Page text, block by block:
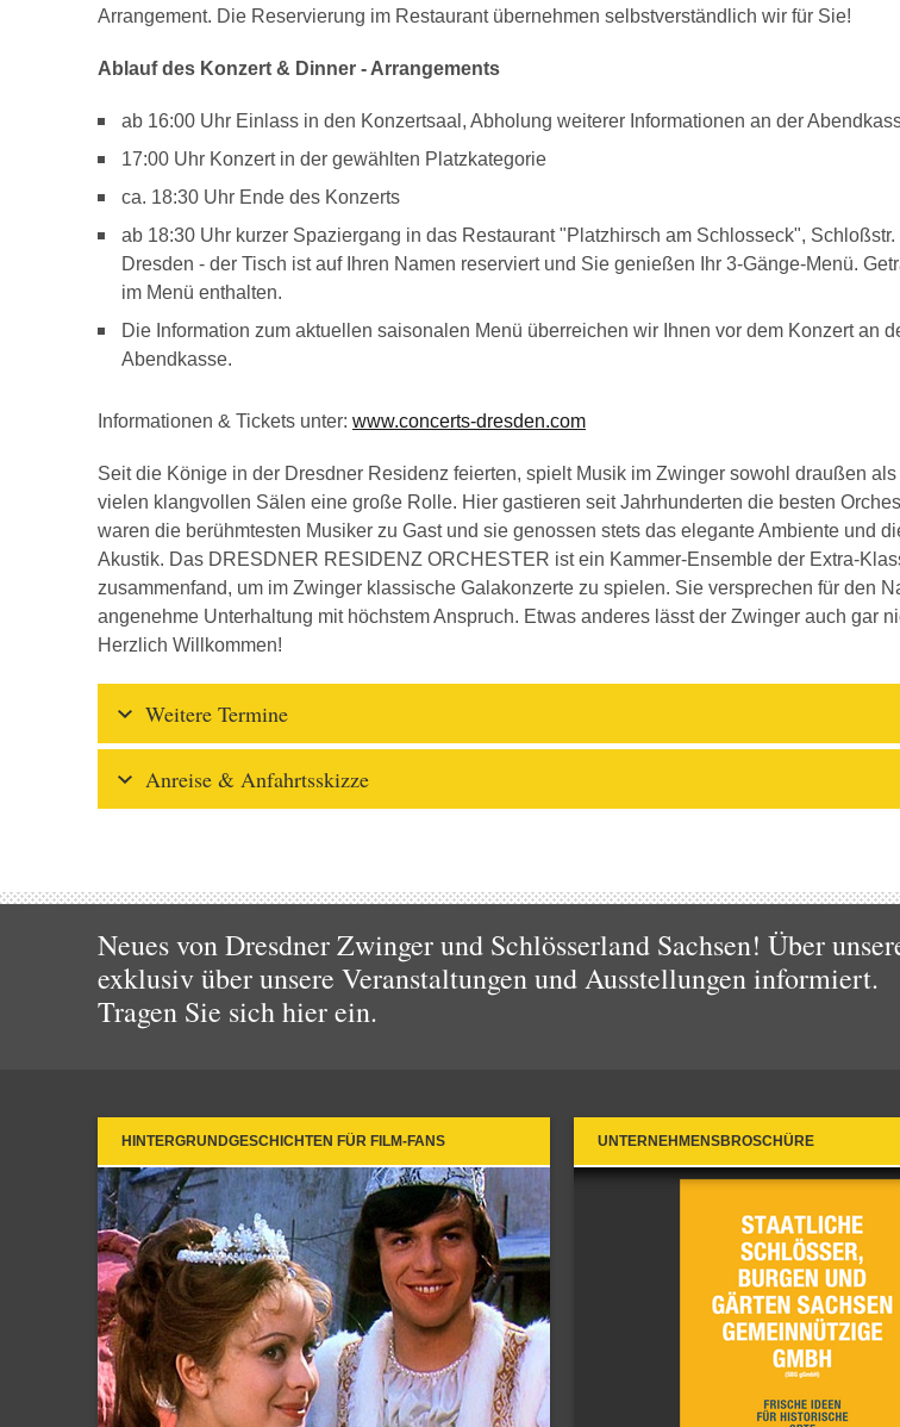
Arrangement. Die Reservierung im Restaurant übernehmen selbstverständlich wir für Sie!
Ablauf des Konzert & Dinner - Arrangements
ab 16:00 Uhr Einlass in den Konzertsaal, Abholung weiterer Informationen an der
17:00 Uhr Konzert in der gewählten Platzkategorie
ca. 18:30 Uhr Ende des Konzerts
ab 18:30 Uhr kurzer Spaziergang in das Restaurant "Platzhirsch am Schlosseck", Schloßstr.
Dresden - der Tisch ist auf Ihren Namen reserviert und Sie genießen Ihr 3-Gänge-Menü.
im Menü enthalten.
Die Information zum aktuellen saisonalen Menü überreichen wir Ihnen vor dem Konzert an
Abendkasse.
Informationen & Tickets unter: www.concerts-dresden.com
Seit die Könige in der Dresdner Residenz feierten, spielt Musik im Zwinger sowohl draußen
vielen klangvollen Sälen eine große Rolle. Hier gastieren seit Jahrhunderten die besten
waren die berühmtesten Musiker zu Gast und sie genossen stets das elegante Ambiente und
Akustik. Das DRESDNER RESIDENZ ORCHESTER ist ein Kammer-Ensemble der Extra-
zusammenfand, um im Zwinger klassische Galakonzerte zu spielen. Sie versprechen für den
angenehme Unterhaltung mit höchstem Anspruch. Etwas anderes lässt der Zwinger auch gar
Herzlich Willkommen!
Weitere Termine
Anreise & Anfahrtsskizze
Neues von Dresdner Zwinger und Schlösserland Sachsen! Über
exklusiv über unsere Veranstaltungen und Ausstellungen informiert.
Tragen Sie sich hier ein.
HINTERGRUNDGESCHICHTEN FÜR FILM-FANS UNTERNEHMENSBROSCHÜRE